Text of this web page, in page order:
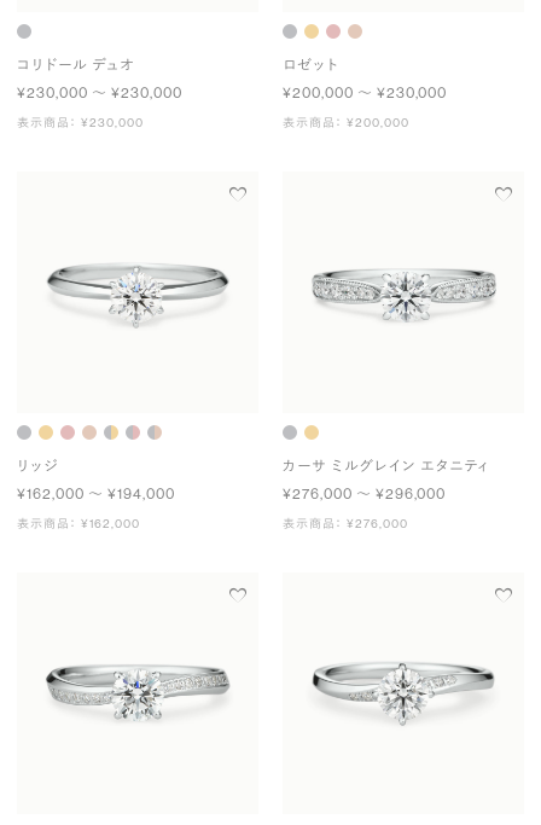
コリドール デュオ
¥230,000 〜 ¥230,000
表示商品： ¥230,000
ロゼット
¥200,000 〜 ¥230,000
表示商品： ¥200,000
リッジ
¥162,000 〜 ¥194,000
表示商品： ¥162,000
カーサ ミルグレイン エタニティ
¥276,000 〜 ¥296,000
表示商品： ¥276,000